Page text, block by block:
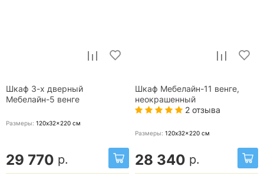
Шкаф 3-х дверный
Мебелайн-5 венге
Размеры: 120x32x220 см
29 770 р.
Шкаф Мебелайн-11 венге,
неокрашенный
2 отзыва
Размеры: 120x32x220 см
28 340 р.